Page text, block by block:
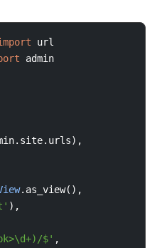
url
admin
. site. urls),
. as_view(),
),
$' ,